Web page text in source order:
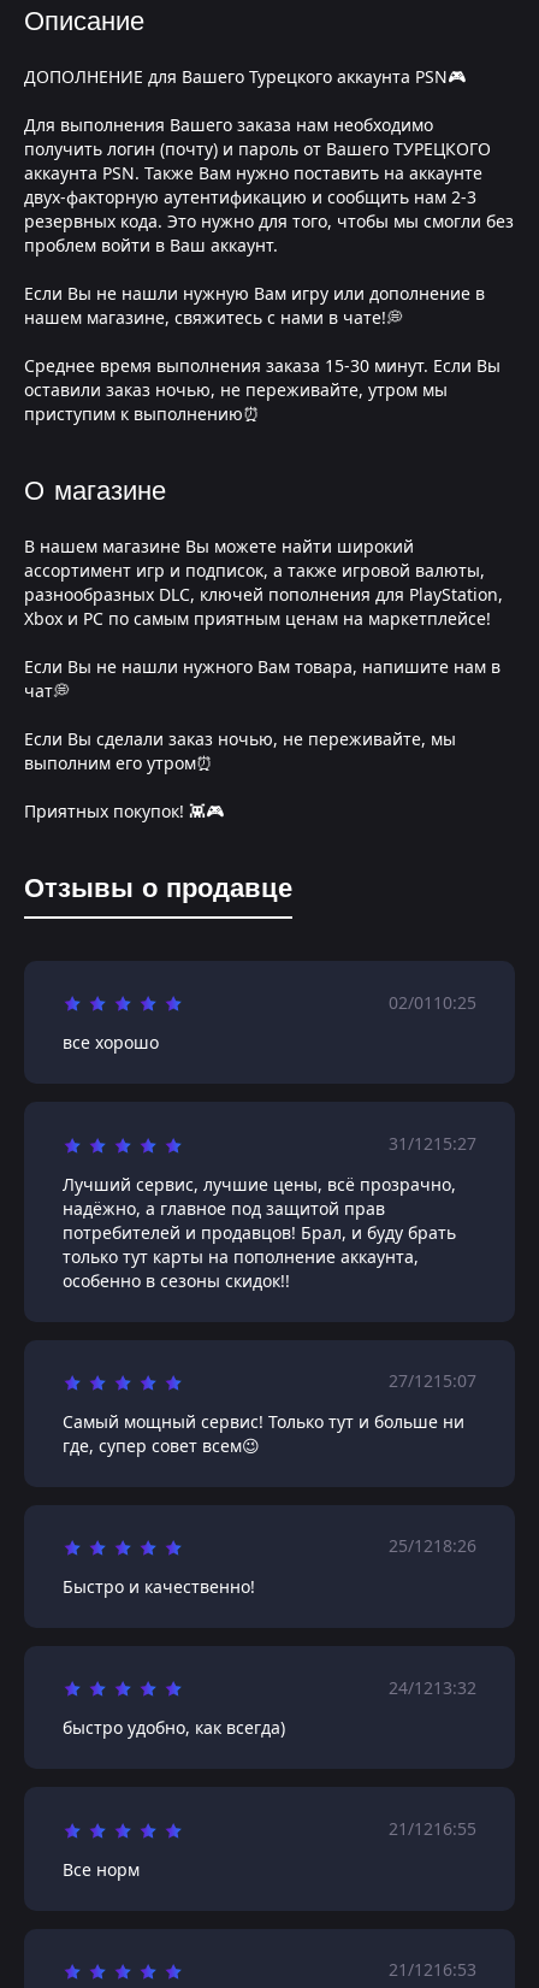
Описание
ДОПОЛНЕНИЕ для Вашего Турецкого аккаунта PSN🎮
Для выполнения Вашего заказа нам необходимо
получить логин (почту) и пароль от Вашего ТУРЕЦКОГО
аккаунта PSN. Также Вам нужно поставить на аккаунте
двух-факторную аутентификацию и сообщить нам 2-3
резервных кода. Это нужно для того, чтобы мы смогли без
проблем войти в Ваш аккаунт.
Если Вы не нашли нужную Вам игру или дополнение в
нашем магазине, свяжитесь с нами в чате!💭
Среднее время выполнения заказа 15-30 минут. Если Вы
оставили заказ ночью, не переживайте, утром мы
приступим к выполнению⏰
О магазине
В нашем магазине Вы можете найти широкий
ассортимент игр и подписок, а также игровой валюты,
разнообразных DLC, ключей пополнения для PlayStation,
Xbox и PC по самым приятным ценам на маркетплейсе!
Если Вы не нашли нужного Вам товара, напишите нам в
чат💭
Если Вы сделали заказ ночью, не переживайте, мы
выполним его утром⏰
Приятных покупок! 👾🎮
Отзывы о продавце
02/01 10:25
все хорошо
31/1215:27
Лучший сервис, лучшие цены, всё прозрачно,
надёжно, а главное под защитой прав
потребителей и продавцов! Брал, и буду брать
только тут карты на пополнение аккаунта,
особенно в сезоны скидок!!
27/1215:07
Самый мощный сервис! Только тут и больше ни
где, супер совет всем😉
25/1218:26
Быстро и качественно!
24/1213:32
быстро удобно, как всегда)
21/1216:55
Все норм
21/1216:53